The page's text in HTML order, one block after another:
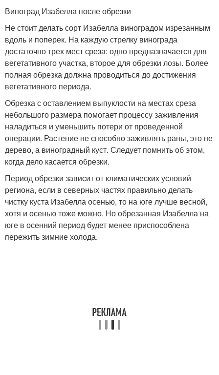
Виноград Изабелла после обрезки
Не стоит делать сорт Изабелла виноградом изрезанным
вдоль и поперек. На каждую стрелку винограда
достаточно трех мест среза: одно предназначается для
вегетативного участка, второе для обрезки лозы. Более
полная обрезка должна проводиться до достижения
вегетативного периода.
Обрезка с оставлением выпуклости на местах среза
небольшого размера помогает процессу заживления
наладиться и уменьшить потери от проведенной
операции. Растение не способно заживлять раны, это не
дерево, а виноградный куст. Следует помнить об этом,
когда дело касается обрезки.
Период обрезки зависит от климатических условий
региона, если в северных частях правильно делать
чистку куста Изабелла осенью, то на юге лучше весной,
хотя и осенью тоже можно. Но обрезанная Изабелла на
юге в осенний период будет менее приспособлена
пережить зимние холода.